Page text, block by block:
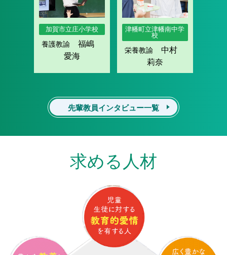
加賀市立庄小学校
養護教諭福嶋
愛海
津幡町立津幡南中学
校
栄養教諭中村
莉奈
先輩教員インタビュー一覧
求める人材